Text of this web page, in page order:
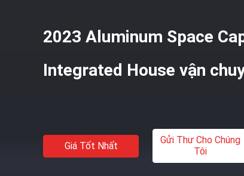
2023 Aluminum Space
Integrated House vận
Giá Tốt Nhất
Gửi Thư Cho Chúng
Tôi